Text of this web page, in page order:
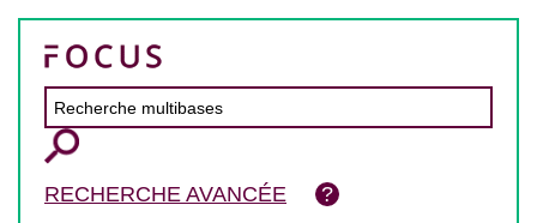
RECHERCHE AVANCÉE